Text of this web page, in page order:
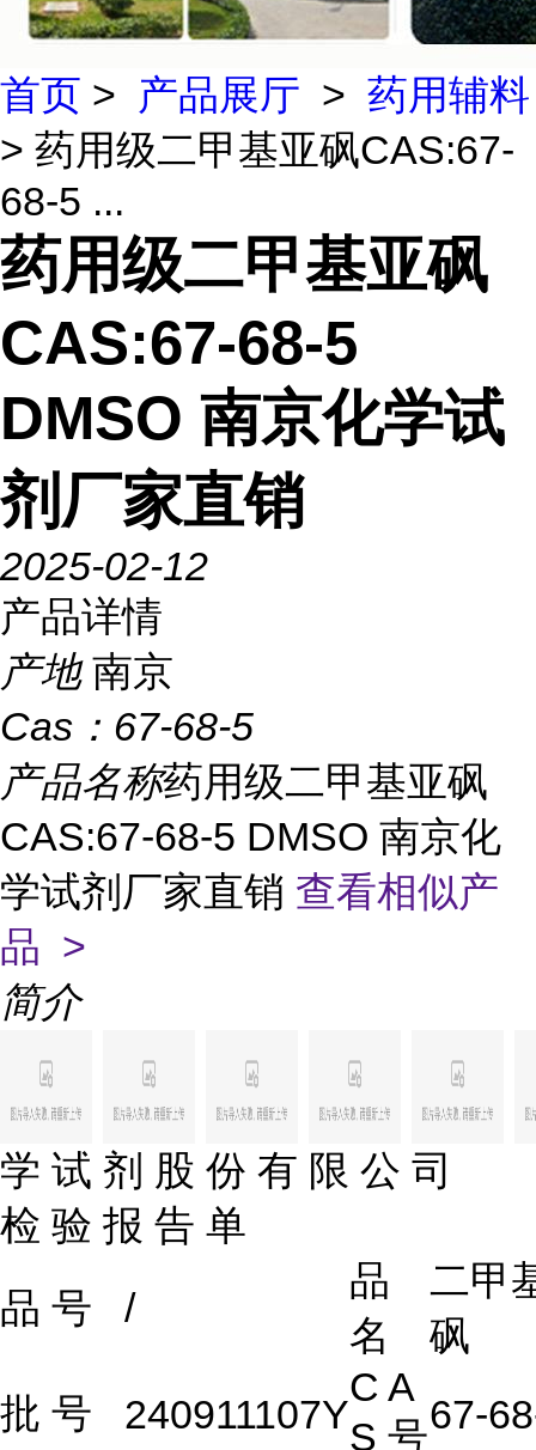
首页 > 产品展厅 > 药用辅料
> 药用级二甲基亚砜CAS:67-
68-5 ...
药用级二甲基亚砜
CAS:67-68-5
DMSO 南京化学试
剂厂家直销
2025-02-12
产品详情
产地 南京
Cas： 67-68-5
产品名称药用级二甲基亚砜
CAS:67-68-5 DMSO 南京化
学试剂厂家直销 查看相似产
品 >
简介
学 试 剂 股 份 有 限 公 司
检 验 报 告 单
品 号 /
品
名
二甲
砜
批 号 240911107Y
C A
S 号67-